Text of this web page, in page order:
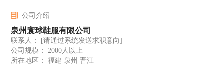
公司介绍
泉州寰球鞋服有限公司
联系人：
[请通过系统发送求职意向]
公司规模： 2000人以上
所在地区： 福建 泉州 晋江